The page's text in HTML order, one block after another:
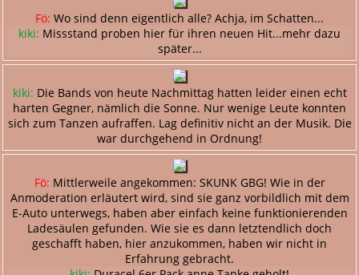
Fö: Wo sind denn eigentlich alle? Achja, im Schatten...
kiki: Missstand proben hier für ihren neuen Hit...mehr dazu
später...
kiki: Die Bands von heute Nachmittag hatten leider einen echt
harten Gegner, nämlich die Sonne. Nur wenige Leute konnten
sich zum Tanzen aufraffen. Lag definitiv nicht an der Musik. Die
war durchgehend in Ordnung!
Fö: Mittlerweile angekommen: SKUNK GBG! Wie in der
Anmoderation erläutert wird, sind sie ganz vorbildlich mit dem
E-Auto unterwegs, haben aber einfach keine funktionierenden
Ladesäulen gefunden. Wie sie es dann letztendlich doch
geschafft haben, hier anzukommen, haben wir nicht in
Erfahrung gebracht.